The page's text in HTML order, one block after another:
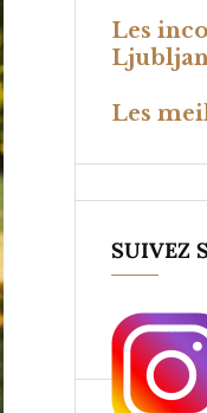
Les
Les
SUIVEZ